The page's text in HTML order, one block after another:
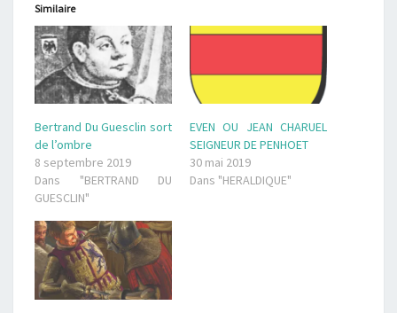
Similaire
Bertrand Du Guesclin sort
de l’ombre
8 septembre 2019
Dans "BERTRAND DU
GUESCLIN"
EVEN OU JEAN CHARUEL
SEIGNEUR DE PENHOET
30 mai 2019
Dans "HERALDIQUE"